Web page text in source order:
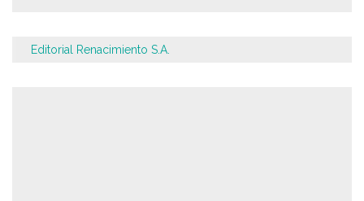
Editorial Renacimiento S.A.